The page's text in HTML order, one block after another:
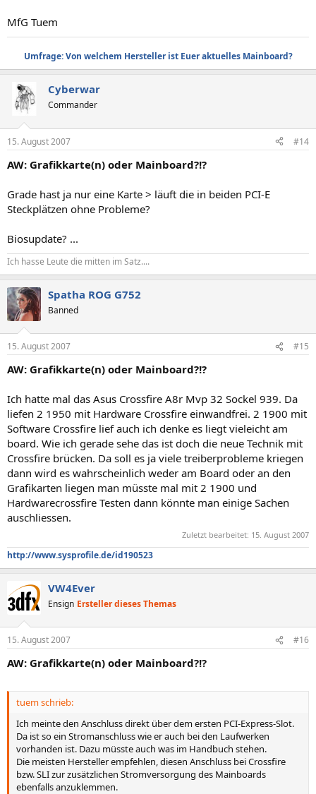
MfG Tuem
Umfrage: Von welchem Hersteller ist Euer aktuelles Mainboard?
Cyberwar
Commander
15. August 2007 #14
AW: Grafikkarte(n) oder Mainboard?!?
Grade hast ja nur eine Karte > läuft die in beiden PCI-E
Steckplätzen ohne Probleme?
Biosupdate? ...
Ich hasse Leute die mitten im Satz....
Spatha ROG G752
Banned
15. August 2007 #15
AW: Grafikkarte(n) oder Mainboard?!?
Ich hatte mal das Asus Crossfire A8r Mvp 32 Sockel 939. Da
liefen 2 1950 mit Hardware Crossfire einwandfrei. 2 1900 mit
Software Crossfire lief auch ich denke es liegt vieleicht am
board. Wie ich gerade sehe das ist doch die neue Technik mit
Crossfire brücken. Da soll es ja viele treiberprobleme kriegen
dann wird es wahrscheinlich weder am Board oder an den
Grafikarten liegen man müsste mal mit 2 1900 und
Hardwarecrossfire Testen dann könnte man einige Sachen
auschliessen.
Zuletzt bearbeitet: 15. August 2007
http://www.sysprofile.de/id190523
VW4Ever
Ensign Ersteller dieses Themas
15. August 2007 #16
AW: Grafikkarte(n) oder Mainboard?!?
tuem schrieb:
Ich meinte den Anschluss direkt über dem ersten PCI-Express-Slot.
Da ist so ein Stromanschluss wie er auch bei den Laufwerken
vorhanden ist. Dazu müsste auch was im Handbuch stehen.
Die meisten Hersteller empfehlen, diesen Anschluss bei Crossfire
bzw. SLI zur zusätzlichen Stromversorgung des Mainboards
ebenfalls anzuklemmen.